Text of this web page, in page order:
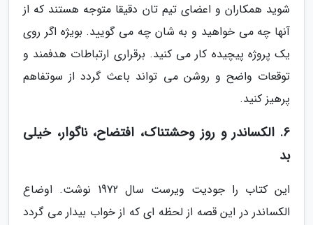
شوید همکاران و اعضای تیم تان دقیقا متوجه هستند که از
آنها چه می خواهید و به شان چه می گویید. بویژه اگر روی
یک پروژه پیچیده کار می کنید. برقراری ارتباطات هدفمند و
توقعات واضح و روشن می تواند باعث گردد از سوتفاهم
پرهیز کنید.
6. الکساندر و روز وحشتناک، افتضاح، ناگوار، خیلی
بد
این کتاب را جودیت ویرست سال 1972 نوشت. اوضاع
الکساندر در این قصه از لحظه ای که از خواب بیدار می گردد